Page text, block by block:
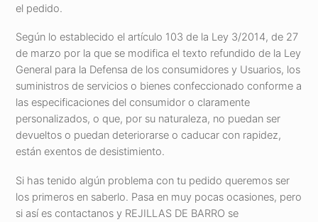
el pedido.
Según lo establecido el artículo 103 de la Ley 3/2014, de 27
de marzo por la que se modifica el texto refundido de la Ley
General para la Defensa de los consumidores y Usuarios, los
suministros de servicios o bienes confeccionado conforme a
las especificaciones del consumidor o claramente
personalizados, o que, por su naturaleza, no puedan ser
devueltos o puedan deteriorarse o caducar con rapidez,
están exentos de desistimiento.
Si has tenido algún problema con tu pedido queremos ser
los primeros en saberlo. Pasa en muy pocas ocasiones, pero
si así es contactanos y REJILLAS DE BARRO se